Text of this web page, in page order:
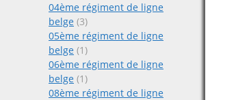
04ème régiment de ligne
belge (3)
05ème régiment de ligne
belge (1)
06ème régiment de ligne
belge (1)
08ème régiment de ligne